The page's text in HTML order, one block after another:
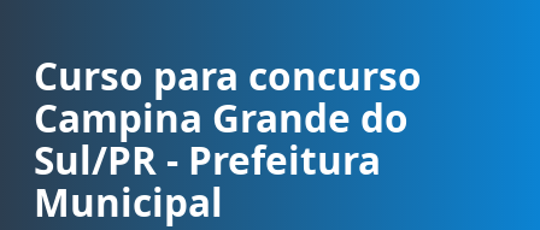
Curso para concurso Campina Grande do Sul/PR - Prefeitura
Curso para concurso
Campina Grande do
Sul/PR - Prefeitura
Municipal